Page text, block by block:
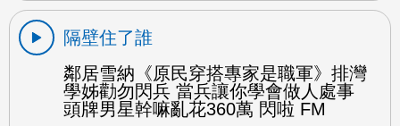
隔壁住了誰
鄰居雪納《原民穿搭專家是職軍》排灣
學姊勸勿閃兵 當兵讓你學會做人處事
頭牌男星幹嘛亂花360萬 閃啦 FM